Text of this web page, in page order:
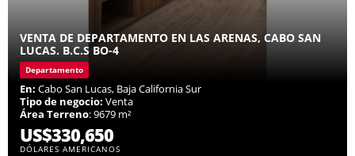
VENTA DE DEPARTAMENTO EN LAS ARENAS, CABO SAN
LUCAS. B.C.S BO-4
Departamento
En: Cabo San Lucas, Baja California Sur
Tipo de negocio: Venta
Área Terreno: 9679 m²
US$330,650
DÓLARES AMERICANOS